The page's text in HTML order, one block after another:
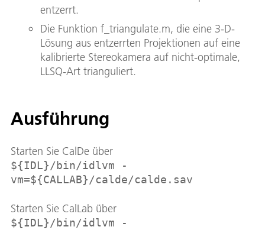
entzerrt.
Die Funktion f_triangulate.m, die eine 3-D-
Lösung aus entzerrten Projektionen auf eine
kalibrierte Stereokamera auf nicht-optimale,
LLSQ-Art trianguliert.
Ausführung
Starten Sie CalDe über
${IDL}/bin/idlvm -
vm=${CALLAB}/calde/calde.sav
Starten Sie CalLab über
${IDL}/bin/idlvm -